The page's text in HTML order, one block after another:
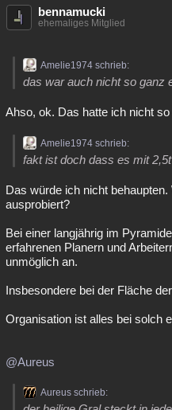
bennamucki
ehemaliges Mitglied
Amelie1974 schrieb:
das war auch nicht so ganz
Ahso, ok. Das hatte ich nicht so
Amelie1974 schrieb:
fakt ist doch dass es mit
Das würde ich nicht
ausprobiert?
Bei einer langjährig im
erfahrenen Planern und
unmöglich an.
Insbesondere bei der Fläche
Organisation ist alles bei solch
@Aureus
Aureus schrieb: